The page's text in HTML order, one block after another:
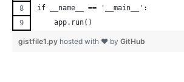
if __name__ == '__main__':
    app.run()
gistfile1.py hosted with ❤ by GitHub